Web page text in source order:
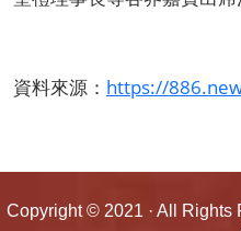
資料來源： https://
Copyright © 2021 · All Rights